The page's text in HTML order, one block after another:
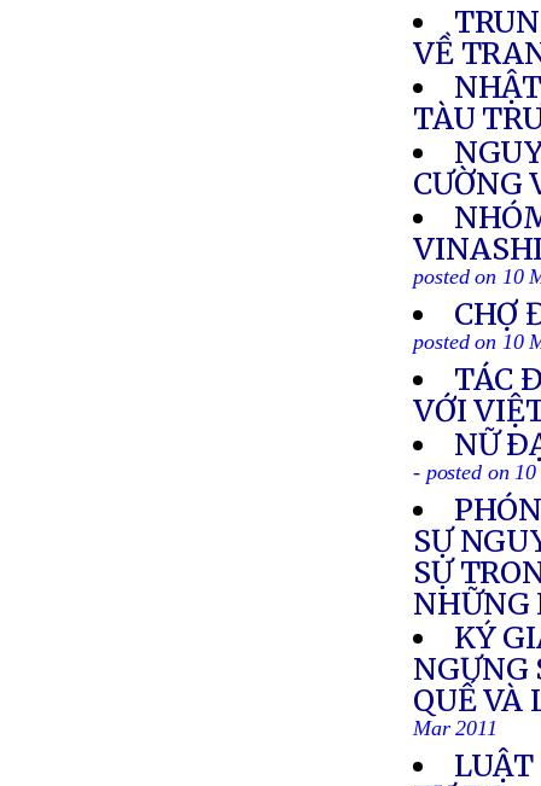
VỀ
TÀU
CƯỜNG
posted on 10
CHỢ
posted on 10
TÁC
VỚI
NỮ
- posted on
SỰ
SỰ
NHỮNG
KÝ
NGƯNG
QUẾ VÀ
Mar 2011